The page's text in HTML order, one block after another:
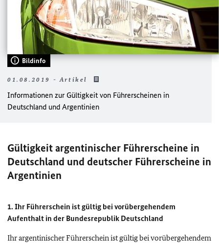
Bildinfo
01.08.2019 - Artikel
Informationen zur Gültigkeit von Führerscheinen in
Deutschland und Argentinien
Gültigkeit argentinischer Führerscheine in
Deutschland und deutscher Führerscheine in
Argentinien
1. Ihr Führerschein ist gültig bei vorübergehendem
Aufenthalt in der Bundesrepublik Deutschland
Ihr argentinischer Führerschein ist gültig bei vorübergehendem